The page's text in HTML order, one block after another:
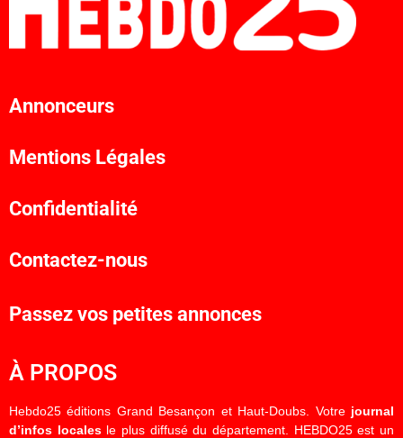
Annonceurs
Mentions Légales
Confidentialité
Contactez-nous
Passez vos petites annonces
À PROPOS
Hebdo25 éditions Grand Besançon et Haut-Doubs. Votre journal
d’infos localesle plus diffusé du département. HEBDO25 est un